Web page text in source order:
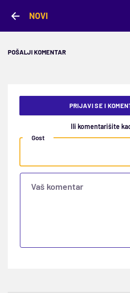
NOVI
POŠALJI KOMENTAR
PRIJAVI SE I
Ili komentarišite
Gost
Vaš komentar